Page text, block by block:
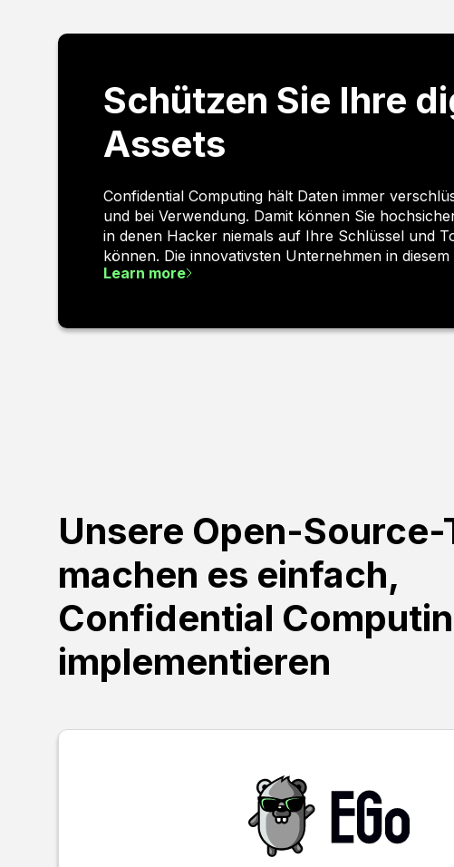
Schützen Sie Ihre
Assets
Confidential Computing hält Daten immer
und bei Verwendung. Damit können Sie
in denen Hacker niemals auf Ihre Schlüssel und
können. Die innovativsten Unternehmen in
Learn more
Unsere Open-Source-
machen es einfach,
Confidential
implementieren